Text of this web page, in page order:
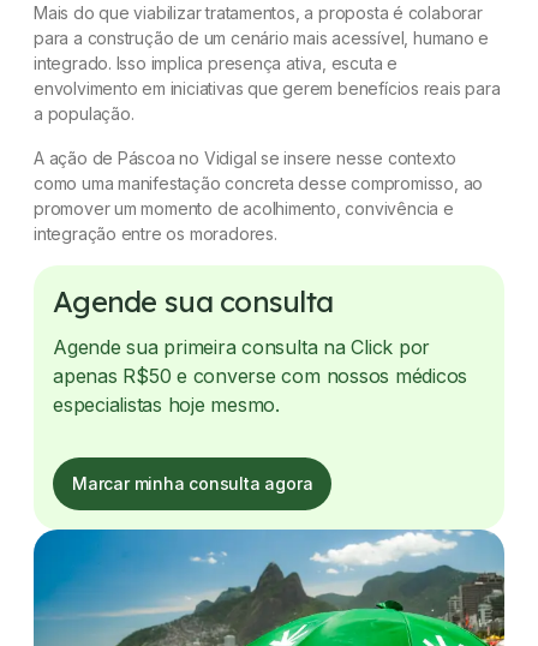
Mais do que viabilizar tratamentos, a proposta é colaborar
para a construção de um cenário mais acessível, humano e
integrado. Isso implica presença ativa, escuta e
envolvimento em iniciativas que gerem benefícios reais para
a população.
A ação de Páscoa no Vidigal se insere nesse contexto
como uma manifestação concreta desse compromisso, ao
promover um momento de acolhimento, convivência e
integração entre os moradores.
Agende sua consulta
Agende sua primeira consulta na Click por
apenas R$50 e converse com nossos médicos
especialistas hoje mesmo.
Marcar minha consulta agora